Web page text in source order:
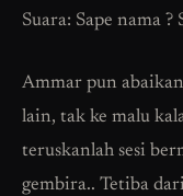
Suara: Sape nama ?
Ammar pun
lain, tak ke malu
teruskanlah sesi
gembira.. Tetiba